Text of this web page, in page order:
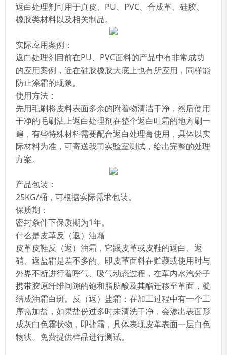
返白处理剂可用于真皮、PU、PVC、合成革、硅胶、
橡胶类材料以及相关制品。
实际应用案例：
返白处理剂目前在PU、PVC面料的产品中有非常成功
的应用案例，近在硅胶橡胶大底上也有所应用，同样能
防止涂霜的现象。
使用方法：
先用毛刷将皮料表面多余的附着物清洁干净，然后使用
干净的毛刷沾上返白处理剂在整个返白吐霜的地方刷一
遍，有些特殊材料需要配合返白处理膏使用，具体以实
际材料为准，可寄送我司实验室测试，给出完整的处理
方案。
产品包装：
25KG/桶，可根据实际需求包装。
保质期：
密封条件下保质期为1年。
什么是皮革反（返）油霜
皮革皮鞋反（返）油霜，它跟皮革或皮鞋的返白、返
硝、返盐霜是差不多的。即皮革面料在贮藏或使用时与
外界不断进行着呼气、吸气动态过程，在革内水汽分子
携带胶原纤维间隙的饱和脂肪酸及其酯迁移至革面，凝
结成油霜白斑。反（返）盐霜：在加工过程中有一个工
序需加盐，如果盐份过多时未清洗干净，会渗出表面形
成灰白色霜状物，即盐霜，具体表现皮革表面一层白色
物状。免费提供样品进行测试。